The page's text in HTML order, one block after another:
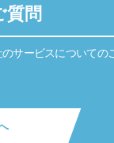
質問
サービスについての